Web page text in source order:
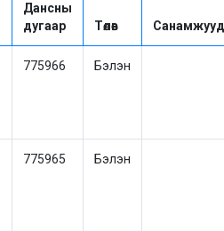
Дансны
дугаар
Төлөв Санамжууд
775966 Бэлэн
775965 Бэлэн